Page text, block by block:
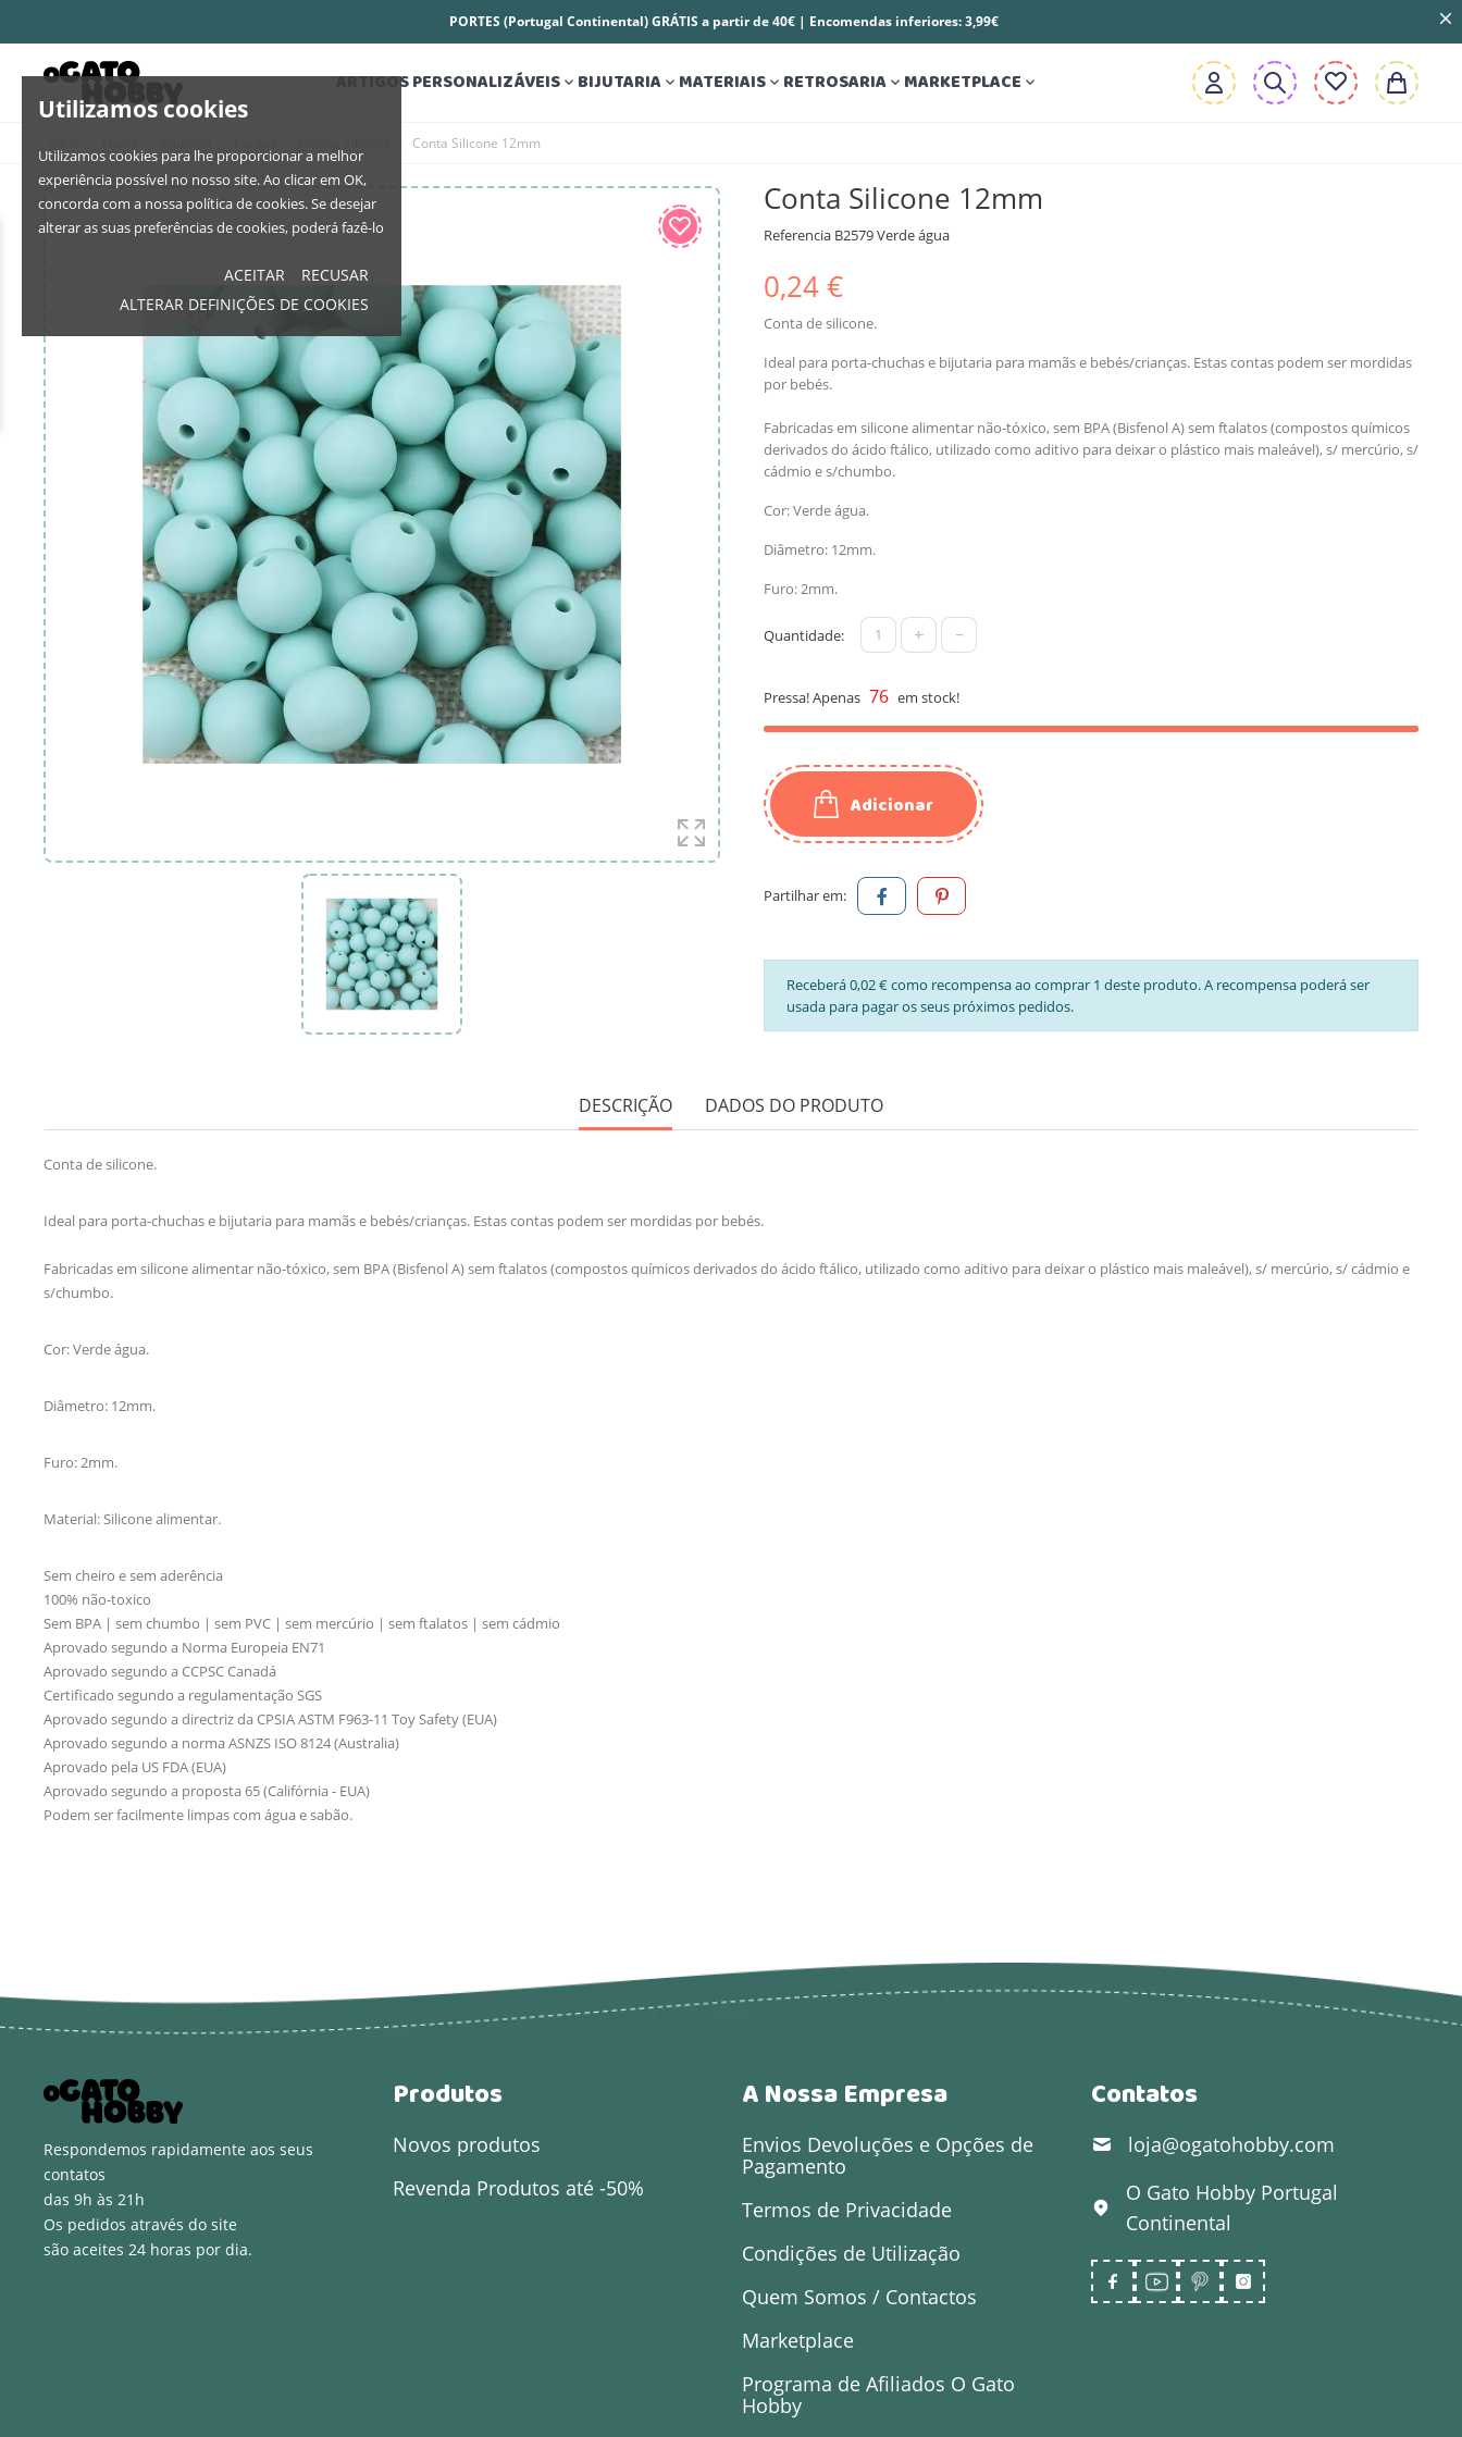
Utilizamos cookies
Utilizamos cookies para lhe proporcionar a melhor
experiência possível no nosso site. Ao clicar em OK,
concorda com a nossa política de cookies. Se desejar
alterar as suas preferências de cookies, poderá fazê-lo
ACEITAR
RECUSAR
ALTERAR DEFINIÇÕES DE COOKIES
PORTES (Portugal Continental) GRÁTIS a partir de 40€ | Encomendas inferiores: 3,99€
ARTIGOS PERSONALIZÁVEIS BIJUTARIA MATERIAIS RETROSARIA MARKETPLACE 
Conta Silicone 12mm
Conta Silicone 12mm
Referencia B2579 Verde água
0,24 €
Conta de silicone.
Ideal para porta-chuchas e bijutaria para mamãs e bebés/crianças. Estas contas podem ser mordidas
por bebés.
Fabricadas em silicone alimentar não-tóxico, sem BPA (Bisfenol A) sem ftalatos (compostos químicos
derivados do ácido ftálico, utilizado como aditivo para deixar o plástico mais maleável), s/ mercúrio, s/
cádmio e s/chumbo.
Cor: Verde água.
Diâmetro: 12mm.
Furo: 2mm.
Quantidade: + -
Pressa! Apenas 76 em stock!
Adicionar
Partilhar em:
Receberá 0,02 € como recompensa ao comprar 1 deste produto. A recompensa poderá ser
usada para pagar os seus próximos pedidos.
DESCRIÇÃO DADOS DO PRODUTO
Conta de silicone.
Ideal para porta-chuchas e bijutaria para mamãs e bebés/crianças. Estas contas podem ser mordidas por bebés.
Fabricadas em silicone alimentar não-tóxico, sem BPA (Bisfenol A) sem ftalatos (compostos químicos derivados do ácido ftálico, utilizado como aditivo para deixar o plástico mais maleável), s/ mercúrio, s/ cádmio e
s/chumbo.
Cor: Verde água.
Diâmetro: 12mm.
Furo: 2mm.
Material: Silicone alimentar.
Sem cheiro e sem aderência
100% não-toxico
Sem BPA | sem chumbo | sem PVC | sem mercúrio | sem ftalatos | sem cádmio
Aprovado segundo a Norma Europeia EN71
Aprovado segundo a CCPSC Canadá
Certificado segundo a regulamentação SGS
Aprovado segundo a directriz da CPSIA ASTM F963-11 Toy Safety (EUA)
Aprovado segundo a norma ASNZS ISO 8124 (Australia)
Aprovado pela US FDA (EUA)
Aprovado segundo a proposta 65 (Califórnia - EUA)
Podem ser facilmente limpas com água e sabão.
Respondemos rapidamente aos seus
contatos
das 9h às 21h
Os pedidos através do site
são aceites 24 horas por dia.
Produtos
Novos produtos
Revenda Produtos até -50%
A Nossa Empresa
Envios Devoluções e Opções de
Pagamento
Termos de Privacidade
Condições de Utilização
Quem Somos / Contactos
Marketplace
Programa de Afiliados O Gato
Hobby
Contatos
loja@ogatohobby.com
O Gato Hobby Portugal
Continental